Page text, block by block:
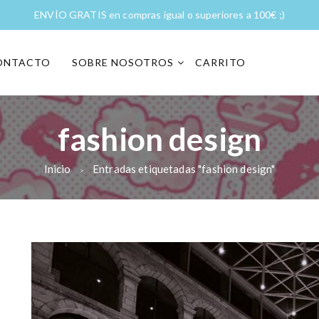
ENVÍO GRATIS en compras igual o superiores a 100€ ;)
SOBRE NOSOTROS CARRITO
fashion design
Inicio > Entradas etiquetadas "fashion design"